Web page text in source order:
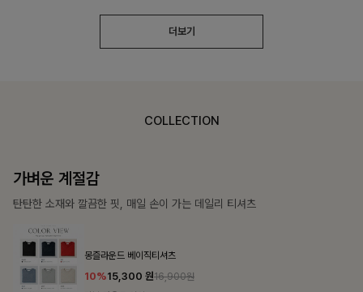
더보기
COLLECTION
가장 쉬운 코디
특별한 날부터 일상까지 함께하는 룩